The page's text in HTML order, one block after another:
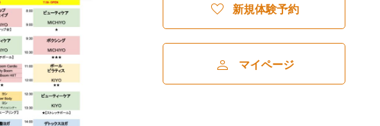
 新規体験予約
 マイページ